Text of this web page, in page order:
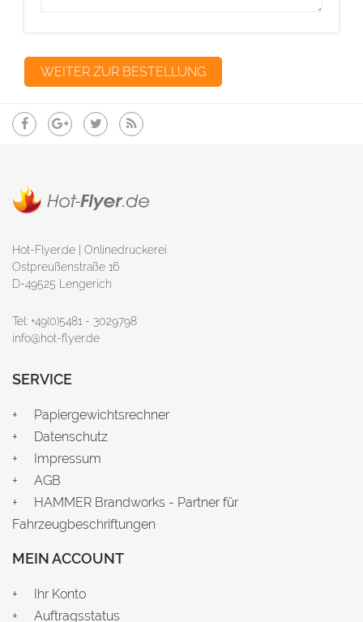
Hot-Flyer.de | Onlinedruckerei
Ostpreußenstraße 16
D-49525 Lengerich
Tel: +49(0)5481 - 3029798
info@hot-flyer.de
SERVICE
Papiergewichtsrechner
Datenschutz
Impressum
AGB
HAMMER Brandworks - Partner für
Fahrzeugbeschriftungen
MEIN ACCOUNT
Ihr Konto
Auftragsstatus